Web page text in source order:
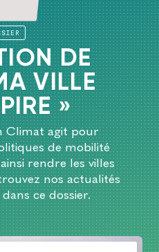
DE
VILLE
»
Climat agit pour
de mobilité
rendre les villes
nos actualités
ce dossier.